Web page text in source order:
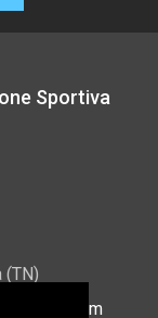
Sportiva
(TN)